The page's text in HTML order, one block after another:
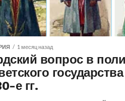
1 месяц назад
вопрос в
е гг.